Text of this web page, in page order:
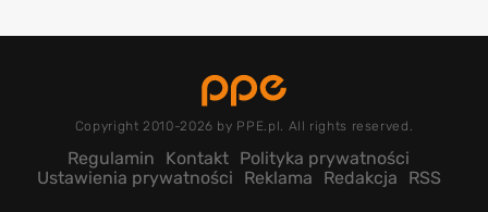
Copyright 2010-2026 by PPE.pl. All rights reserved.
Regulamin Kontakt Polityka prywatności
Ustawienia prywatności
Reklama Redakcja RSS